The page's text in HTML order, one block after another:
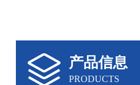
产品信息
PRODUCTS